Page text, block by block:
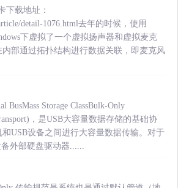
下载地址：
detail-1076.html去年的时候，使用
下虚拟了一个虚拟扬声器和虚拟麦克
内部通过拓扑结构进行数据关联，即麦克风
BusMass Storage ClassBulk-Only
，是USB大容量数据存储的基础协
USB设备之间进行大容量数据传输。对于
外部硬盘驱动器......